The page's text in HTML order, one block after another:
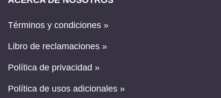
Términos y condiciones »
Libro de reclamaciones »
Política de privacidad »
Política de usos adicionales »